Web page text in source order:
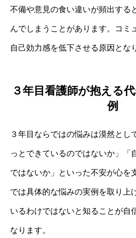
不備や意見の食い違いが頻出する
んでしまうことがあります。コミ
自己効力感を低下させる原因とな
３年目看護師が抱える
例
３年目ならではの悩みは漠然とし
っとできているのではないか」「
ではないか」といった不安が心を
では具体的な悩みの実例を取り上
いるわけではないと知ることが自
なります。